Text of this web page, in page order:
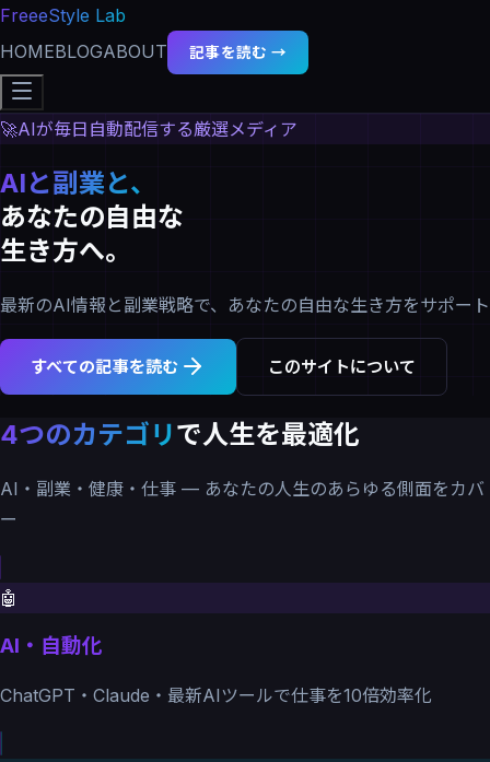
FreeeStyle Lab
HOMEBLOGABOUT 記事を読む →
🚀AIが毎日自動配信する厳選メディア
AIと副業と、
あなたの自由な
生き方へ。
最新のAI情報と副業戦略で、あなたの自由な生き方をサポート
すべての記事を読む このサイトについて
4つのカテゴリで人生を最適化
AI・副業・健康・仕事 — あなたの人生のあらゆる側面をカバ
ー
🤖
AI・自動化
ChatGPT・Claude・最新AIツールで仕事を10倍効率化